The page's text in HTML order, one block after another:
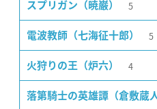
スプリガン（暁巌） 5
電波教師（七海征十郎） 5
火狩りの王（炉六） 4
落第騎士の英雄譚（倉敷蔵人